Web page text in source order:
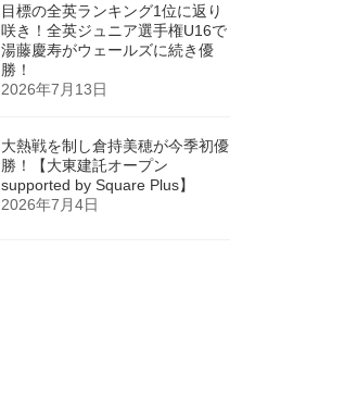
目標の全英ランキング1位に返り
咲き！全英ジュニア選手権U16で
湯藤慶寿がウェールズに続き優
勝！
2026年7月13日
大熱戦を制し倉持美穂が今季初優
勝！【大東建託オープン
supported by Square Plus】
2026年7月4日